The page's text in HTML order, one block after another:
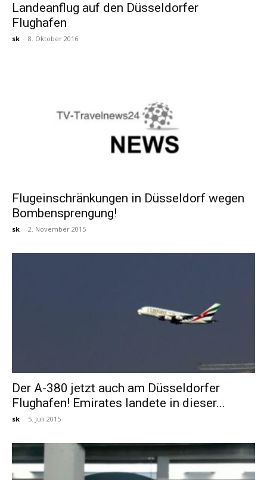
Landeanflug auf den Düsseldorfer
Flughafen
sk - 8. Oktober 2016
Flugeinschränkungen in Düsseldorf wegen
Bombensprengung!
sk - 2. November 2015
Der A-380 jetzt auch am Düsseldorfer
Flughafen! Emirates landete in dieser...
sk - 5. Juli 2015